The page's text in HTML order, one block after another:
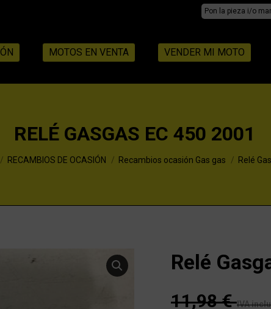
Search:
MOTOS EN VENTA VENDER MI MOTO
RELÉ GASGAS EC 450 2001
RECAMBIOS DE OCASIÓN Recambios ocasión Gas gas Relé
Relé
11,98€ IVA